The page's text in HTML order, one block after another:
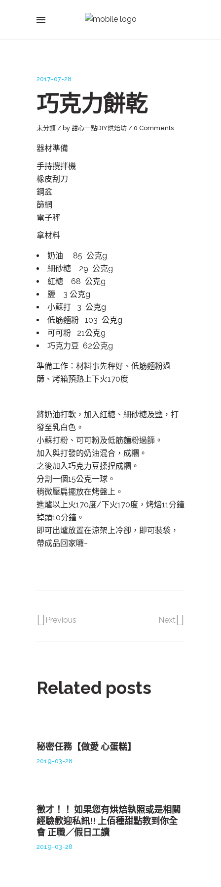
2017-07-28
巧克力餅乾
未分類 by 甜心一點DIY烘焙坊 0 Comments
器材準備
手持攪拌機
橡皮刮刀
鋼盆
篩網
電子秤
拿材料
奶油 85 公克g
細砂糖 29 公克g
紅糖 68 公克g
鹽 3 公克g
小蘇打 3 公克g
低筋麵粉 103 公克g
可可粉 21公克g
巧克力豆 62公克g
準備工作：材料事先秤好、低筋麵粉過
篩、烤箱預熱上下火170度
將奶油打軟，加入紅糖、細砂糖及鹽，打
發至乳白色。
小蘇打粉、可可粉及低筋麵粉過篩。
加入與打發的奶油混合，成糰。
之後加入巧克力豆揉捏成糰。
分割一個15公克一球。
稍微壓扁擺放在烤盤上。
進爐以上火170度/下火170度，烤焙11分鐘
掉頭10分鐘。
即可出爐放置在涼架上冷卻，即可裝袋，
帶成品回家囉~
Previous Next
Related posts
秘密任務【做愛 心蛋糕】
2019-03-28
徵才！！ 如果您有烘焙執照或是相關
經驗歡迎私訊!! 上佰種甜點教到你全
會 正職／假日工讀
2019-03-28